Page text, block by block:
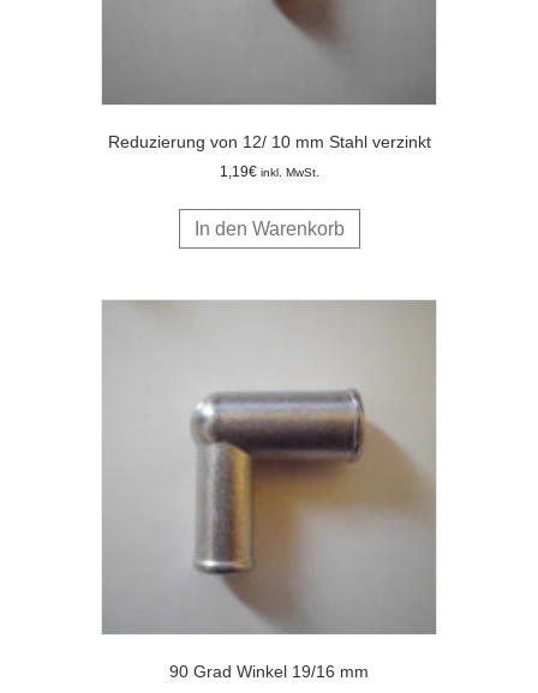
Reduzierung von 12/ 10 mm Stahl verzinkt
1,19€ inkl. MwSt.
In den Warenkorb
90 Grad Winkel 19/16 mm